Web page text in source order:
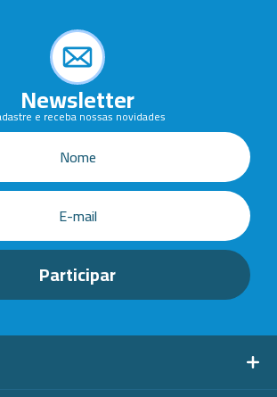
Newsletter
e receba nossas novidades